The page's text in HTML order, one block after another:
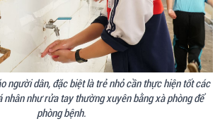
người dân, đặc biệt là trẻ nhỏ cần thực hiện tốt các
nhân như rửa tay thường xuyên bằng xà phòng để
phòng bệnh.